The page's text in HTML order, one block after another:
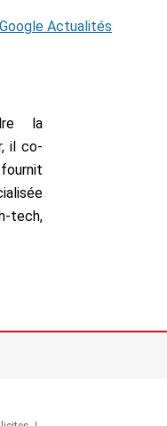
Google Actualités
la
il co-
tech,